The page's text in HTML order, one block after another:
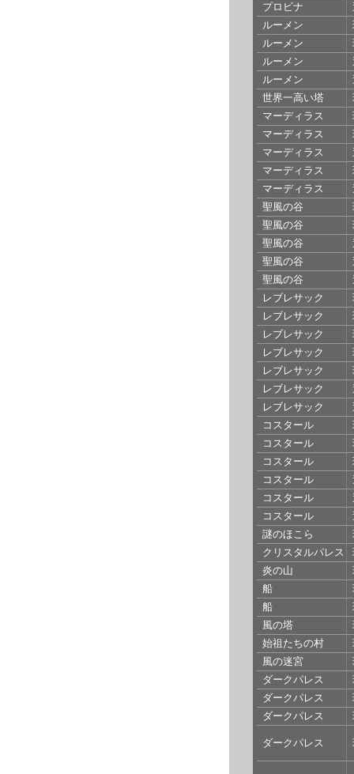
プロビナ
ルーメン
ルーメン
ルーメン
ルーメン
世界一高い塔
マーディラス
マーディラス
マーディラス
マーディラス
マーディラス
聖風の谷
聖風の谷
聖風の谷
聖風の谷
聖風の谷
レブレサック
レブレサック
レブレサック
レブレサック
レブレサック
レブレサック
レブレサック
コスタール
コスタール
コスタール
コスタール
コスタール
コスタール
謎のほこら
クリスタルパレス
炎の山
船
船
風の塔
始祖たちの村
風の迷宮
ダークパレス
ダークパレス
ダークパレス
ダークパレス